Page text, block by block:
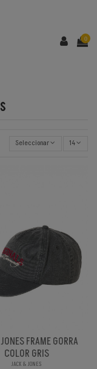
0
Seleccionar 14
FRAME GORRA
COLOR GRIS
JACK & JONES